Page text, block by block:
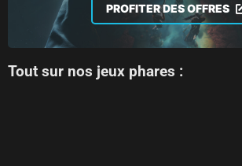
PROFITER DES OFFRES
Tout sur nos jeux phares :